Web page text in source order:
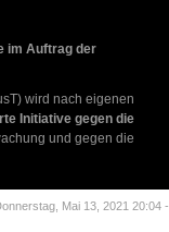
im Auftrag der
wird nach eigenen
Initiative gegen die
und gegen die
Mai 13, 2021 20:04 -